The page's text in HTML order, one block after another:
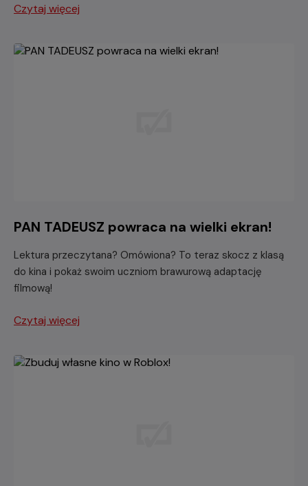
Czytaj więcej
PAN TADEUSZ powraca na wielki ekran!
Lektura przeczytana? Omówiona? To teraz skocz z klasą
do kina i pokaż swoim uczniom brawurową adaptację
filmową!
Czytaj więcej